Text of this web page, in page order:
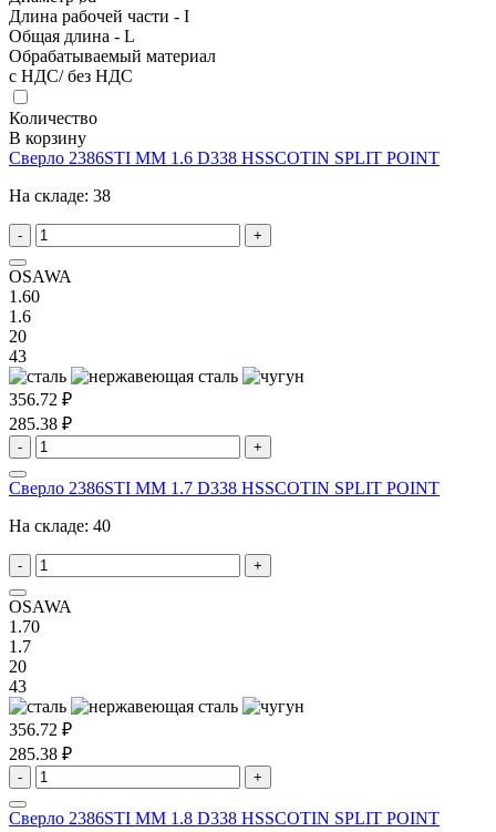
Длина рабочей части - I
Общая длина - L
Обрабатываемый материал
с НДС/ без НДС
Количество
В корзину
Сверло 2386STI MM 1.6 D338 HSSCOTIN SPLIT POINT
На складе: 38
- +
OSAWA
1.60
1.6
20
43
356.72 ₽
285.38 ₽
- +
Сверло 2386STI MM 1.7 D338 HSSCOTIN SPLIT POINT
На складе: 40
- +
OSAWA
1.70
1.7
20
43
356.72 ₽
285.38 ₽
- +
Сверло 2386STI MM 1.8 D338 HSSCOTIN SPLIT POINT